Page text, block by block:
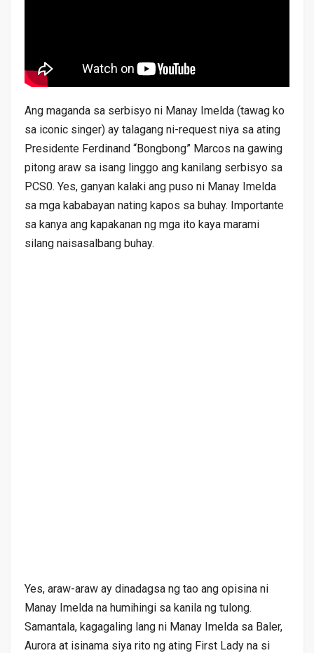
Ang maganda sa serbisyo ni Manay Imelda (tawag ko
sa iconic singer) ay talagang ni-request niya sa ating
Presidente Ferdinand “Bongbong” Marcos na gawing
pitong araw sa isang linggo ang kanilang serbisyo sa
PCS0. Yes, ganyan kalaki ang puso ni Manay Imelda
sa mga kababayan nating kapos sa buhay. Importante
sa kanya ang kapakanan ng mga ito kaya marami
silang naisasalbang buhay.
Yes, araw-araw ay dinadagsa ng tao ang opisina ni
Manay Imelda na humihingi sa kanila ng tulong.
Samantala, kagagaling lang ni Manay Imelda sa Baler,
Aurora at isinama siya rito ng ating First Lady na si